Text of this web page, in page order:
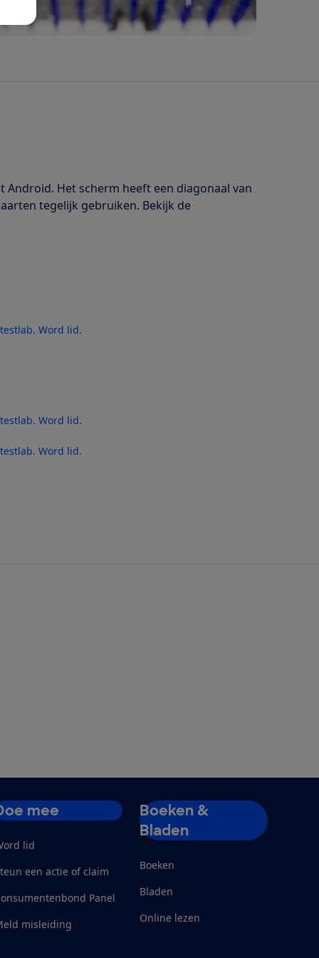
Android. Het scherm heeft een diagonaal van
tegelijk gebruiken. Bekijk de
Word lid.
Word lid.
updatesWord lid.
mee
lid
een actie of claim
Panel
misleiding
Boeken &
Bladen
Boeken
Bladen
Online lezen